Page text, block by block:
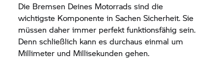
Die Bremsen Deines Motorrads sind die
wichtigste Komponente in Sachen Sicherheit. Sie
müssen daher immer perfekt funktionsfähig sein.
Denn schließlich kann es durchaus einmal um
Millimeter und Millisekunden gehen.